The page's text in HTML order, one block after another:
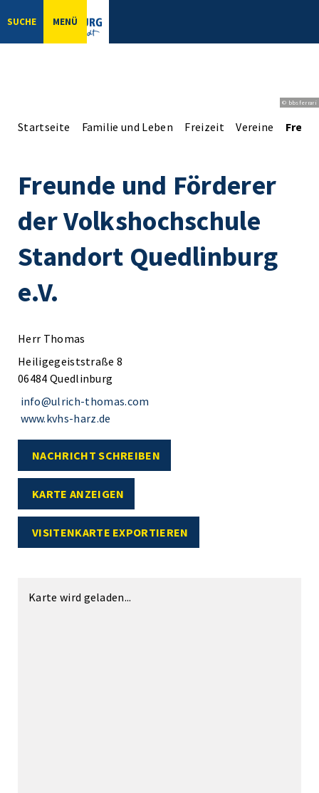
SUCHE MENÜ
© bbsferrari
Startseite Familie und Leben Freizeit Vereine
Freunde und Förderer
der Volkshochschule
Standort Quedlinburg
e.V.
Herr Thomas
Heiligegeiststraße 8
06484 Quedlinburg
info@ulrich-thomas.com
www.kvhs-harz.de
NACHRICHT SCHREIBEN
KARTE ANZEIGEN
VISITENKARTE EXPORTIEREN
Karte wird geladen...